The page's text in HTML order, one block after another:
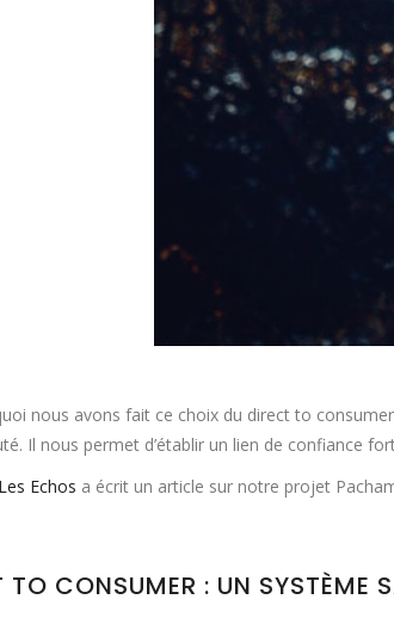
nous avons fait ce choix du direct to
Il nous permet d’établir un lien de confiance
Les Echos a écrit un article sur notre projet
TO CONSUMER : UN SYSTÈME